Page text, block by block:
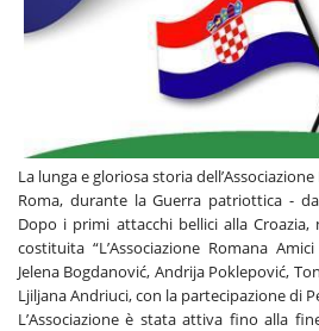
La lunga e gloriosa storia
Roma, durante la Guerra patriottica -
Dopo i primi attacchi bellici alla
costituita “L’Associazione Romana
Jelena Bogdanović, Andrija Poklepović,
Ljiljana Andriuci, con la partecipazione di
L’Associazione è stata attiva fino alla